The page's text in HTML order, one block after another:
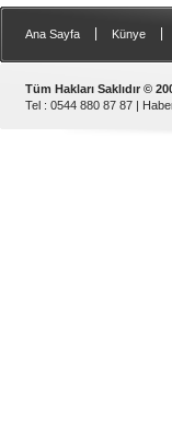
Ana Sayfa Künye
Tüm Hakları Saklıdır ©
Tel : 0544 880 87 87 |